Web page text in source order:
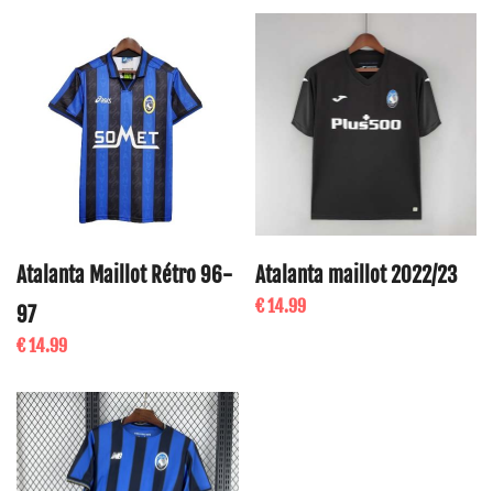
Atalanta Maillot Rétro 96-
97
€ 14.99
Atalanta maillot 2022/23
€ 14.99